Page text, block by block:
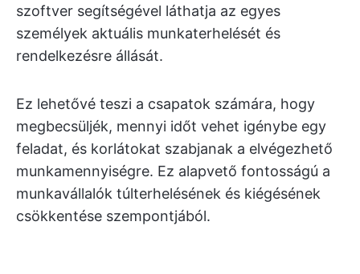
szoftver segítségével láthatja az egyes
személyek aktuális munkaterhelését és
rendelkezésre állását.
Ez lehetővé teszi a csapatok számára, hogy
megbecsüljék, mennyi időt vehet igénybe egy
feladat, és korlátokat szabjanak a elvégezhető
munkamennyiségre. Ez alapvető fontosságú a
munkavállalók túlterhelésének és kiégésének
csökkentése szempontjából.